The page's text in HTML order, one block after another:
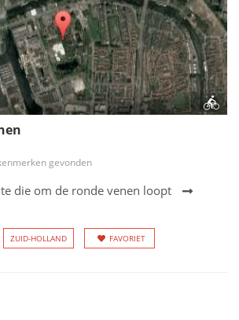
gevonden
die om de ronde venen loopt
ZUID-HOLLAND FAVORIET